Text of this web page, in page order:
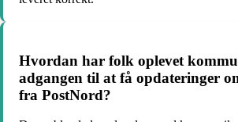
Hvordan har folk oplevet
adgangen til at få opdateringer
fra PostNord?